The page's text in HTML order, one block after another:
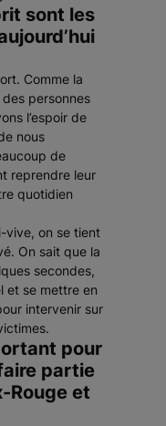
sont les
Comme la
personnes
l’espoir de
nous
de
reprendre leur
quotidien
vive, on se tient
On sait que la
secondes,
et se mettre en
intervenir sur
pour
partie
Rouge et